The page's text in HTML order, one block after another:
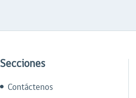
Secciones
Contáctenos